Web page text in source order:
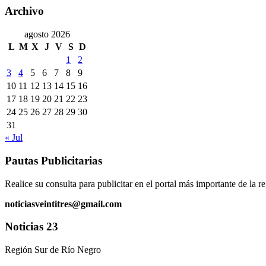
Archivo
agosto 2026
L M X J V S D
1
2
3
4 5 6 7 8
9
10 11 12 13 14 15 16
17 18 19 20 21 22 23
24 25 26 27 28 29 30
31
« Jul
Pautas Publicitarias
Realice su consulta para publicitar en el portal más importante de la
noticiasveintitres@gmail.com
Noticias 23
Región Sur de Río Negro